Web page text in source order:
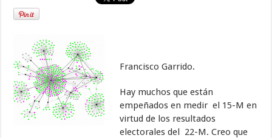
Francisco Garrido.
Hay muchos que están
empeñados en medir el 15-M en
virtud de los resultados
electorales del 22-M. Creo que